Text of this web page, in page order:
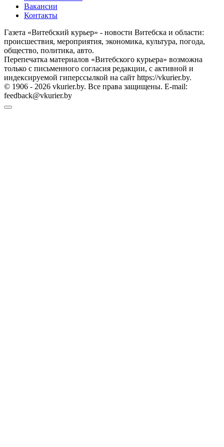
Вакансии
Контакты
Газета «Витебский курьер» - новости Витебска и области:
происшествия, мероприятия, экономика, культура, погода,
общество, политика, авто.
Перепечатка материалов «Витебского курьера» возможна
только с письменного согласия редакции, с активной и
индексируемой гиперссылкой на сайт https://vkurier.by.
© 1906 - 2026 vkurier.by. Все права защищены. E-mail:
feedback@vkurier.by